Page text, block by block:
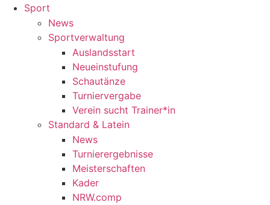
Sport
News
Sportverwaltung
Auslandsstart
Neueinstufung
Schautänze
Turniervergabe
Verein sucht Trainer*in
Standard & Latein
News
Turnierergebnisse
Meisterschaften
Kader
NRW.comp